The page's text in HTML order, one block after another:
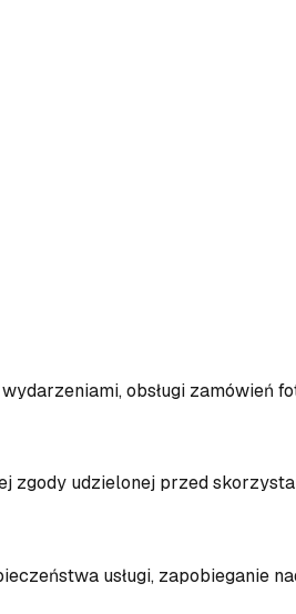
obsługi zamówień
zgody udzielonej przed
usługi, zapobieganie